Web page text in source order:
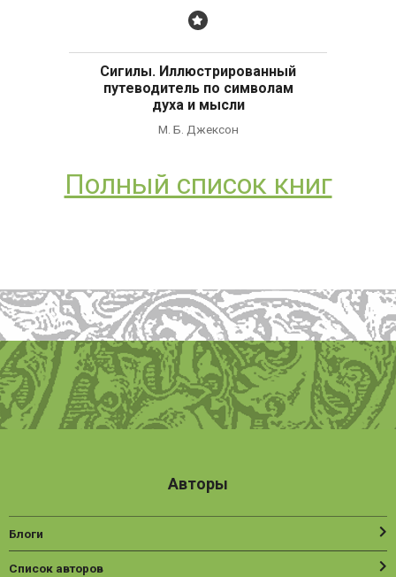
Бестселлер
Сигилы. Иллюстрированный
путеводитель по символам
духа и мысли
М. Б. Джексон
Полный список книг
Авторы
Блоги
Список авторов